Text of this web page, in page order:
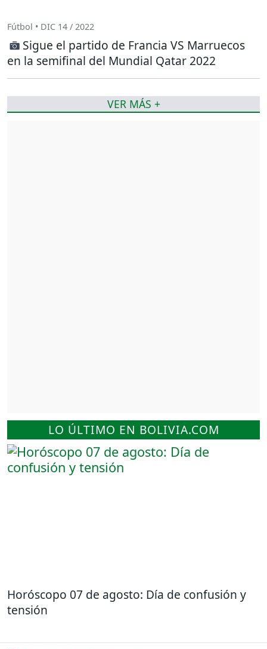
LO ÚLTIMO EN BOLIVIA.COM
Horóscopo 07 de agosto: Día de confusión y
tensión
Fútbol • DIC 14 / 2022
Sigue el partido de Francia VS Marruecos
en la semifinal del Mundial Qatar 2022
VER MÁS +